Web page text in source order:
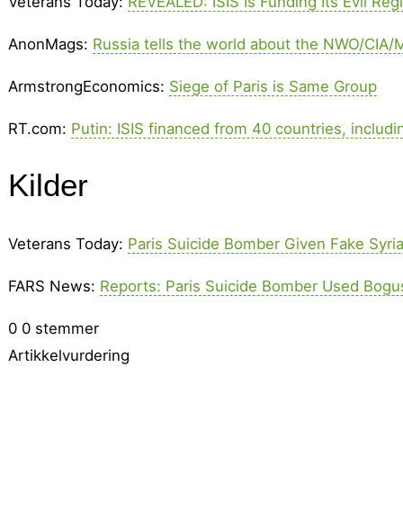
AnonMags: Russia tells the world about the NWO/CIA/
ArmstrongEconomics: Siege of Paris is Same Group
RT.com: Putin: ISIS financed from 40 countries,
Kilder
Veterans Today: Paris Suicide Bomber Given Fake
FARS News: Reports: Paris Suicide Bomber Used
0 0 stemmer
Artikkelvurdering